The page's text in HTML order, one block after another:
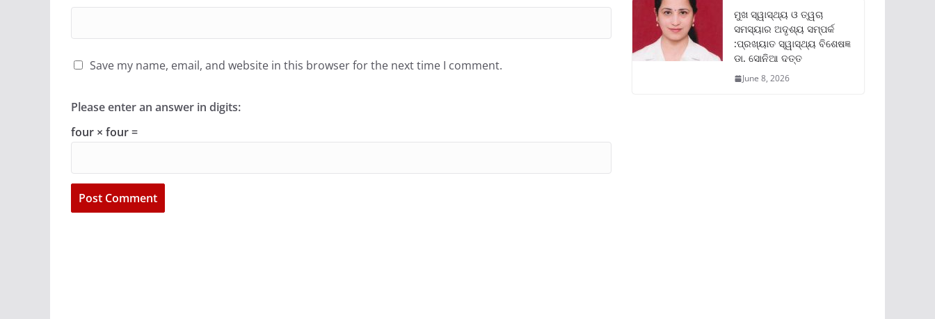
Save my name, email, and website in this browser for the next time I comment.
Please enter an answer in digits:
four × four =
ମୁଖ ସ୍ୱାସ୍ଥ୍ୟ ଓ ତ୍ୱଚା
ସମସ୍ୟାର ଅଦୃଶ୍ୟ ସମ୍ପର୍କ
:ପ୍ରଖ୍ୟାତ ସ୍ୱାସ୍ଥ୍ୟ ବିଶେଷଜ୍ଞ
ଡା. ସୋନିଆ ଦତ୍ତ
June 8, 2026